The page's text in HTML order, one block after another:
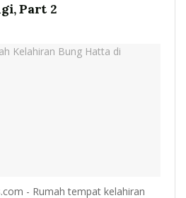
Part 2
- Rumah tempat kelahiran